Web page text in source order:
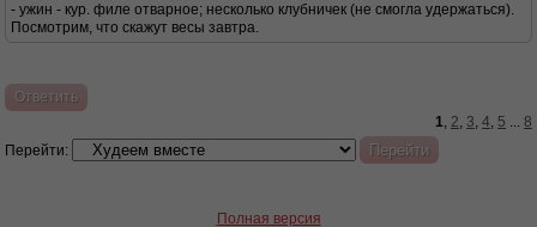
- ужин - кур. филе отварное; несколько клубничек (не смогла удержаться).
Посмотрим, что скажут весы завтра.
Ответить
1, 2, 3, 4, 5 ... 8
Перейти:
Полная версия